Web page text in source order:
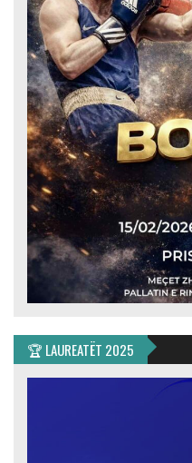
🏆 LAUREATËT 2025